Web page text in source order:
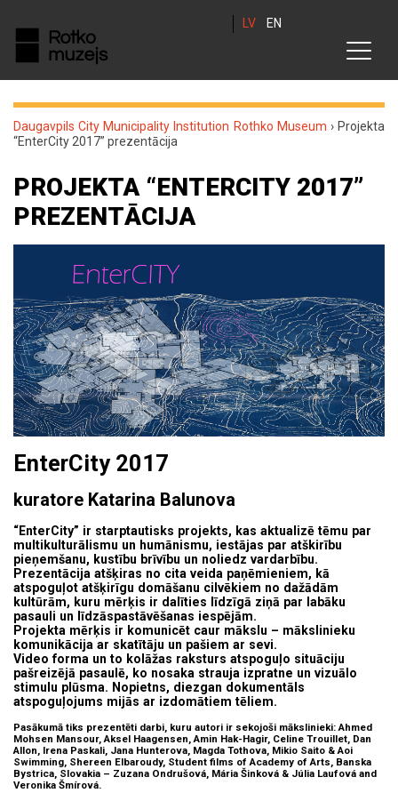
LV EN
Daugavpils City Municipality Institution Rothko Museum › Projekta
“EnterCity 2017” prezentācija
PROJEKTA “ENTERCITY 2017”
PREZENTĀCIJA
EnterCity 2017
kuratore Katarina Balunova
“EnterCity” ir starptautisks projekts, kas aktualizē tēmu par
multikulturālismu un humānismu, iestājas par atškirību
pieņemšanu, kustību brīvību un noliedz vardarbību.
Prezentācija atšķiras no cita veida paņēmieniem, kā
atspoguļot atšķirīgu domāšanu cilvēkiem no dažādām
kultūrām, kuru mērķis ir dalīties līdzīgā ziņā par labāku
pasauli un līdzāspastāvēšanas iespējām.
Projekta mērķis ir komunicēt caur mākslu – mākslinieku
komunikācija ar skatītāju un pašiem ar sevi.
Video forma un to kolāžas raksturs atspoguļo situāciju
pašreizējā pasaulē, ko nosaka strauja izpratne un vizuālo
stimulu plūsma. Nopietns, diezgan dokumentāls
atspoguļojums mijās ar izdomātiem tēliem.
Pasākumā tiks prezentēti darbi, kuru autori ir sekojoši mākslinieki: Ahmed
Mohsen Mansour, Aksel Haagensen, Amin Hak-Hagir, Celine Trouillet, Dan
Allon, Irena Paskali, Jana Hunterova, Magda Tothova, Mikio Saito & Aoi
Swimming, Shereen Elbaroudy, Student films of Academy of Arts, Banska
Bystrica, Slovakia – Zuzana Ondrušová, Mária Šinková & Júlia Laufová and
Veronika Šmírová.